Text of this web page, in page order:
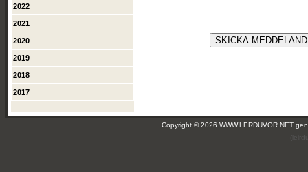
2022
2021
2020
2019
2018
2017
Copyright © 2026 WWW.LERDUVOR.NET